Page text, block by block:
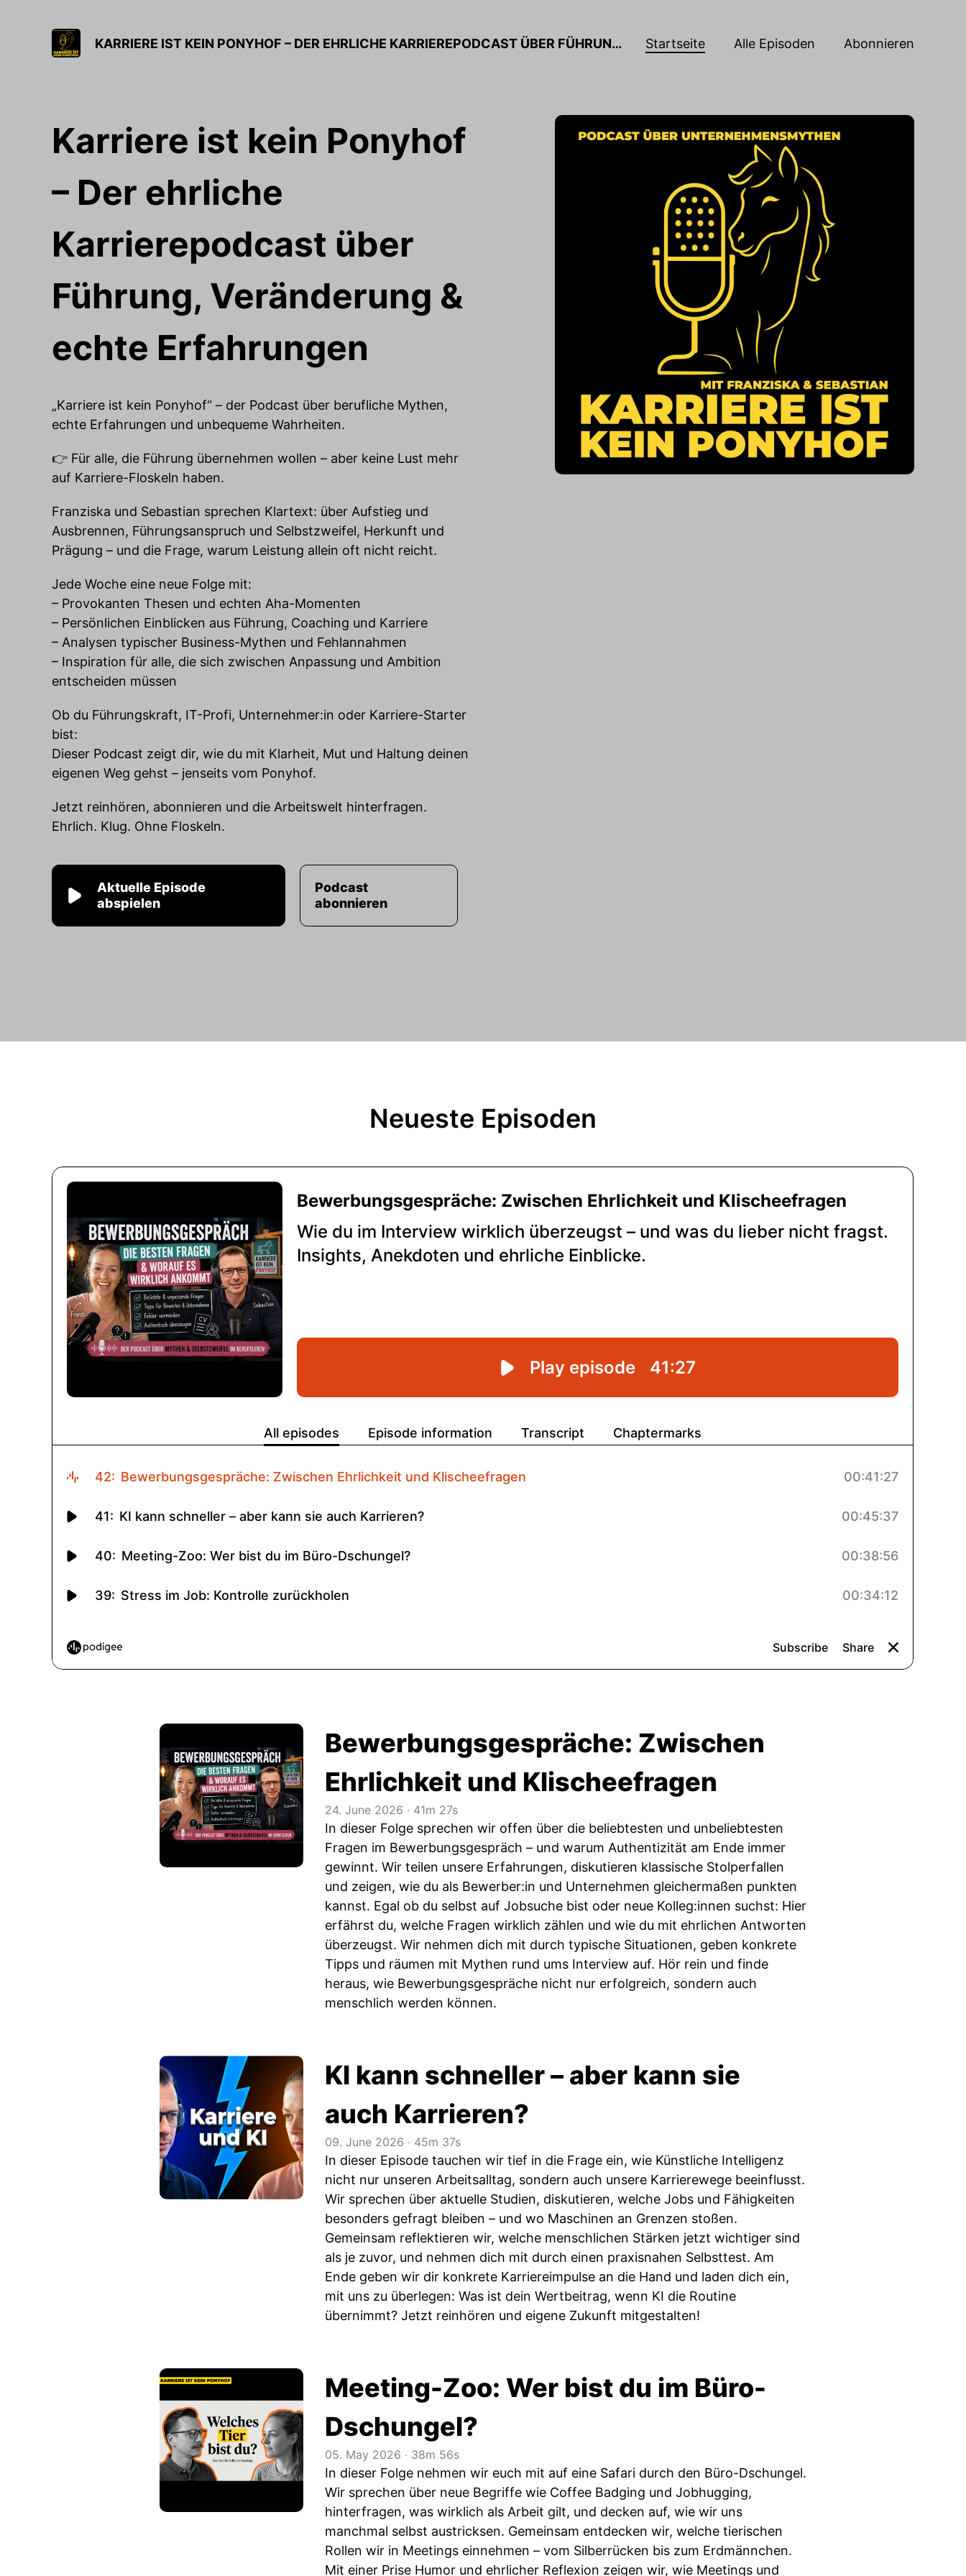
KARRIERE IST KEIN PONYHOF – DER EHRLICHE KARRIEREPODCAST ÜBER FÜHRUNG, VERÄNDERUNG & ECHTE ERFAHRUNGEN Startseite Alle Episoden Abonnieren
Karriere ist kein Ponyhof
– Der ehrliche
Karrierepodcast über
Führung, Veränderung &
echte Erfahrungen
„Karriere ist kein Ponyhof“ – der Podcast über berufliche Mythen,
echte Erfahrungen und unbequeme Wahrheiten.
👉 Für alle, die Führung übernehmen wollen – aber keine Lust mehr
auf Karriere-Floskeln haben.
Franziska und Sebastian sprechen Klartext: über Aufstieg und
Ausbrennen, Führungsanspruch und Selbstzweifel, Herkunft und
Prägung – und die Frage, warum Leistung allein oft nicht reicht.
Jede Woche eine neue Folge mit:
– Provokanten Thesen und echten Aha-Momenten
– Persönlichen Einblicken aus Führung, Coaching und Karriere
– Analysen typischer Business-Mythen und Fehlannahmen
– Inspiration für alle, die sich zwischen Anpassung und Ambition
entscheiden müssen
Ob du Führungskraft, IT-Profi, Unternehmer:in oder Karriere-Starter
bist:
Dieser Podcast zeigt dir, wie du mit Klarheit, Mut und Haltung deinen
eigenen Weg gehst – jenseits vom Ponyhof.
Jetzt reinhören, abonnieren und die Arbeitswelt hinterfragen.
Ehrlich. Klug. Ohne Floskeln.
Aktuelle Episode
abspielen
Podcast
abonnieren
Neueste Episoden
Bewerbungsgespräche: Zwischen
Ehrlichkeit und Klischeefragen
24. June 2026 ‧ 41m 27s
In dieser Folge sprechen wir offen über die beliebtesten und unbeliebtesten
Fragen im Bewerbungsgespräch – und warum Authentizität am Ende immer
gewinnt. Wir teilen unsere Erfahrungen, diskutieren klassische Stolperfallen
und zeigen, wie du als Bewerber:in und Unternehmen gleichermaßen punkten
kannst. Egal ob du selbst auf Jobsuche bist oder neue Kolleg:innen suchst: Hier
erfährst du, welche Fragen wirklich zählen und wie du mit ehrlichen Antworten
überzeugst. Wir nehmen dich mit durch typische Situationen, geben konkrete
Tipps und räumen mit Mythen rund ums Interview auf. Hör rein und finde
heraus, wie Bewerbungsgespräche nicht nur erfolgreich, sondern auch
menschlich werden können.
KI kann schneller – aber kann sie
auch Karrieren?
09. June 2026 ‧ 45m 37s
In dieser Episode tauchen wir tief in die Frage ein, wie Künstliche Intelligenz
nicht nur unseren Arbeitsalltag, sondern auch unsere Karrierewege beeinflusst.
Wir sprechen über aktuelle Studien, diskutieren, welche Jobs und Fähigkeiten
besonders gefragt bleiben – und wo Maschinen an Grenzen stoßen.
Gemeinsam reflektieren wir, welche menschlichen Stärken jetzt wichtiger sind
als je zuvor, und nehmen dich mit durch einen praxisnahen Selbsttest. Am
Ende geben wir dir konkrete Karriereimpulse an die Hand und laden dich ein,
mit uns zu überlegen: Was ist dein Wertbeitrag, wenn KI die Routine
übernimmt? Jetzt reinhören und eigene Zukunft mitgestalten!
Meeting-Zoo: Wer bist du im Büro-
Dschungel?
05. May 2026 ‧ 38m 56s
In dieser Folge nehmen wir euch mit auf eine Safari durch den Büro-Dschungel.
Wir sprechen über neue Begriffe wie Coffee Badging und Jobhugging,
hinterfragen, was wirklich als Arbeit gilt, und decken auf, wie wir uns
manchmal selbst austricksen. Gemeinsam entdecken wir, welche tierischen
Rollen wir in Meetings einnehmen – vom Silberrücken bis zum Erdmännchen.
Mit einer Prise Humor und ehrlicher Reflexion zeigen wir, wie Meetings und